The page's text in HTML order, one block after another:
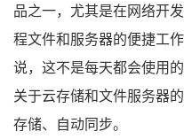
品之一，尤其是在网络开
程文件和服务器的便捷工
说，这不是每天都会使用
关于云存储和文件服务器
存储、自动同步。